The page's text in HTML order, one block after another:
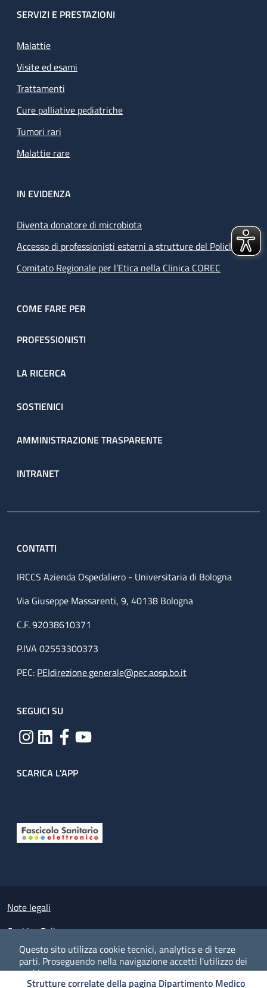
Questo sito utilizza cookie tecnici, analytics e di terze
parti. Proseguendo nella navigazione accetti l'utilizzo dei
cookie.
Strutture correlate della pagina Dipartimento Medico
SERVIZI E PRESTAZIONI
Malattie
Visite ed esami
Trattamenti
Cure palliative pediatriche
Tumori rari
Malattie rare
IN EVIDENZA
Diventa donatore di microbiota
Accesso di professionisti esterni a strutture del Policlinico
Comitato Regionale per l’Etica nella Clinica COREC
COME FARE PER
PROFESSIONISTI
LA RICERCA
SOSTIENICI
AMMINISTRAZIONE TRASPARENTE
INTRANET
CONTATTI
IRCCS Azienda Ospedaliero - Universitaria di Bologna
Via Giuseppe Massarenti, 9, 40138 Bologna
C.F. 92038610371
P.IVA 02553300373
PEC: PEIdirezione.generale@pec.aosp.bo.it
SEGUICI SU
SCARICA L'APP
Small prints
Note legali
Cookies Policy
Policy privacy e protezione del dato personale
Albo pretorio on-line